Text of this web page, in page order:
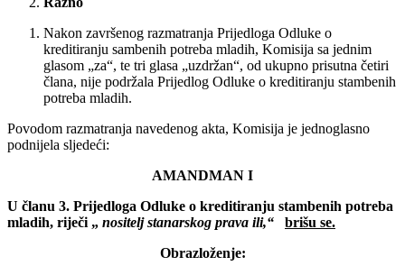
Nakon završenog razmatranja Prijedloga Odluke o
kreditiranju sambenih potreba mladih, Komisija sa jednim
glasom „za“, te tri glasa „uzdržan“, od ukupno prisutna četiri
člana, nije podržala Prijedlog Odluke o kreditiranju stambenih
potreba mladih.
Povodom razmatranja navedenog akta, Komisija je jednoglasno
podnijela sljedeći:
AMANDMAN I
U članu 3. Prijedloga Odluke o kreditiranju stambenih potreba
mladih, riječi „ nositelj stanarskog prava ili,“ brišu se.
Obrazloženje: